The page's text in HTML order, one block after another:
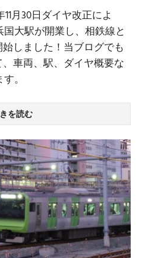
11月30日ダイヤ改正によ
大駅が開業し、相鉄線と
しました！当ブログでも
車両、駅、ダイヤ概要な
。
を読む